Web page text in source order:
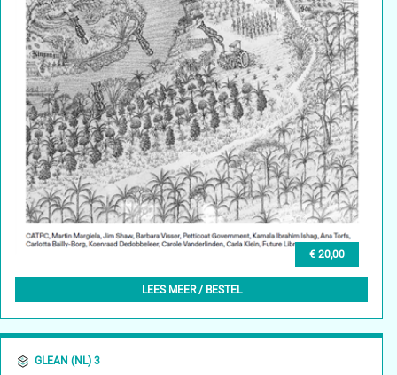
€ 20,00
GLEAN (EN) 3, SPRING 2024
LEES MEER / BESTEL
GLEAN (NL) 3